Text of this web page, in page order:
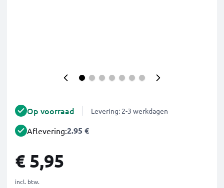
Op voorraad Levering: 2-3 werkdagen
Aflevering:2.95 €
€ 5,95
incl. btw.